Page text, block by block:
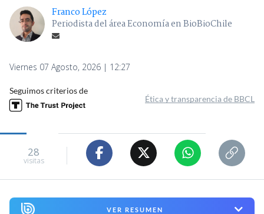
Franco López
Periodista del área Economía en BioBioChile
Viernes 07 Agosto, 2026 | 12:27
Seguimos criterios de
Ética y transparencia de BBCL
28
visitas
VER RESUMEN